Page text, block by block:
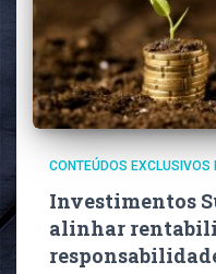
CONTEÚDOS EXCLUSIVOS
Investimentos
alinhar